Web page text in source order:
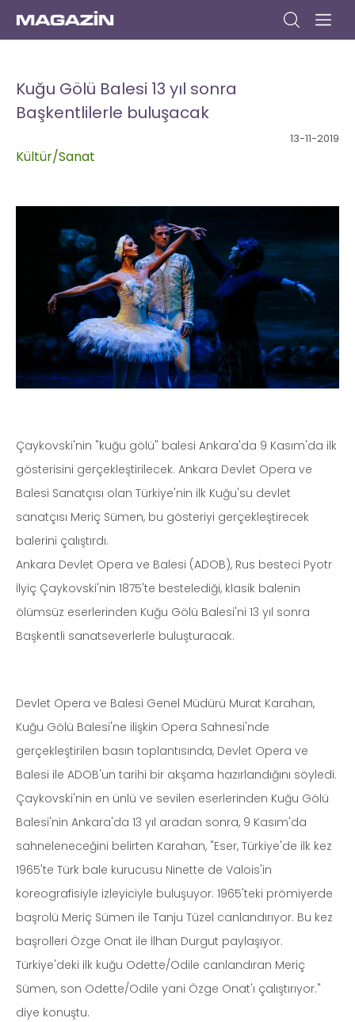
Kuğu Gölü Balesi 13 yıl sonra
Başkentlilerle buluşacak
13-11-2019
Kültür/Sanat
Çaykovski'nin "kuğu gölü" balesi Ankara'da 9 Kasım'da ilk
gösterisini gerçekleştirilecek. Ankara Devlet Opera ve
Balesi Sanatçısı olan Türkiye'nin ilk Kuğu'su devlet
sanatçısı Meriç Sümen, bu gösteriyi gerçekleştirecek
balerini çalıştırdı.
Ankara Devlet Opera ve Balesi (ADOB), Rus besteci Pyotr
İlyiç Çaykovski'nin 1875'te bestelediği, klasik balenin
ölümsüz eserlerinden Kuğu Gölü Balesi'ni 13 yıl sonra
Başkentli sanatseverlerle buluşturacak.
Devlet Opera ve Balesi Genel Müdürü Murat Karahan,
Kuğu Gölü Balesi'ne ilişkin Opera Sahnesi'nde
gerçekleştirilen basın toplantısında, Devlet Opera ve
Balesi ile ADOB'un tarihi bir akşama hazırlandığını söyledi.
Çaykovski'nin en ünlü ve sevilen eserlerinden Kuğu Gölü
Balesi'nin Ankara'da 13 yıl aradan sonra, 9 Kasım'da
sahneleneceğini belirten Karahan, "Eser, Türkiye'de ilk kez
1965'te Türk bale kurucusu Ninette de Valois'in
koreografisiyle izleyiciyle buluşuyor. 1965'teki prömiyerde
başrolü Meriç Sümen ile Tanju Tüzel canlandırıyor. Bu kez
başrolleri Özge Onat ile İlhan Durgut paylaşıyor.
Türkiye'deki ilk kuğu Odette/Odile canlandıran Meriç
Sümen, son Odette/Odile yani Özge Onat'ı çalıştırıyor."
diye konuştu.